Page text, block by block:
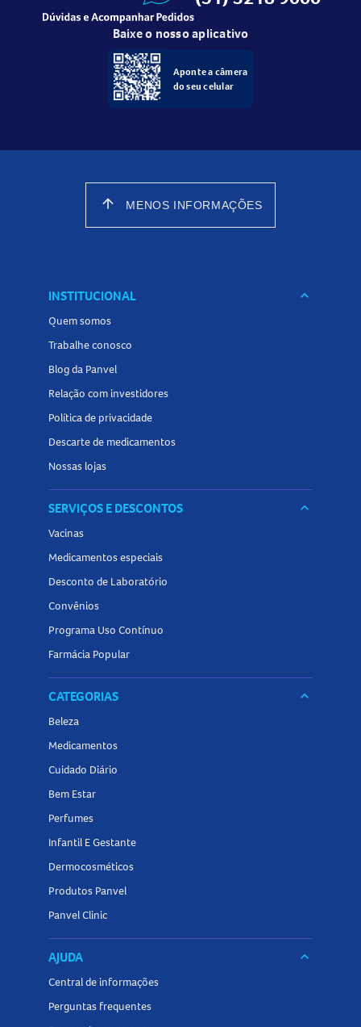
Baixe o nosso aplicativo
Aponte a câmera
do seu celular
arrow_upward MENOS INFORMAÇÕES
INSTITUCIONAL keyboard_arrow_down
Quem somos
Trabalhe conosco
Blog da Panvel
Relação com investidores
Política de privacidade
Descarte de medicamentos
Nossas lojas
SERVIÇOS E DESCONTOS keyboard_arrow_down
Vacinas
Medicamentos especiais
Desconto de Laboratório
Convênios
Programa Uso Contínuo
Farmácia Popular
CATEGORIAS keyboard_arrow_down
Beleza
Medicamentos
Cuidado Diário
Bem Estar
Perfumes
Infantil E Gestante
Dermocosméticos
Produtos Panvel
Panvel Clinic
AJUDA keyboard_arrow_down
Central de informações
Perguntas frequentes